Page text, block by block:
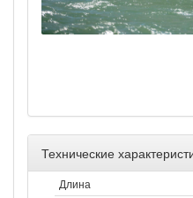
Технические
Длина